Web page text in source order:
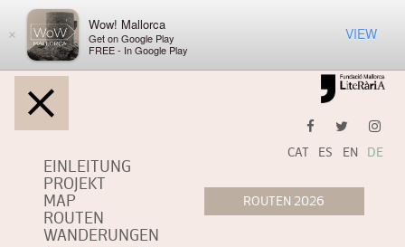
×
Wow! Mallorca
Get on Google Play
FREE - In Google Play
VIEW
EINLEITUNG
PROJEKT
MAP
ROUTEN
WANDERUNGEN
CAT ES EN DE